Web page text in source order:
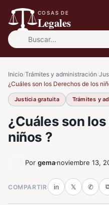
COSAS DE
Legales
Buscar:
Inicio/Trámites y administración/
¿Cuáles son los Derechos de los
Justicia gratuita Trámites y
¿Cuáles son
niños ?
Por gema noviembre 13,
COMPARTIR in 𝕏 ✆